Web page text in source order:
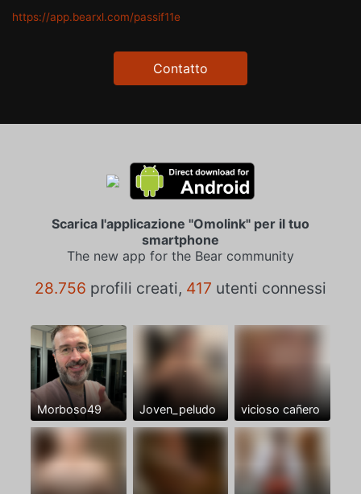
https://app.bearxl.com/passif11e
Contatto
Scarica l'applicazione "Omolink" per il tuo
smartphone
The new app for the Bear community
28.756 profili creati, 417 utenti connessi
Morboso49 Joven_peludo vicioso cañero